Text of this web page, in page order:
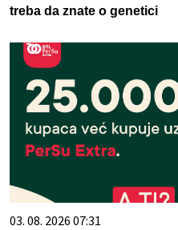
treba da znate o genetici
03. 08. 2026 07:31